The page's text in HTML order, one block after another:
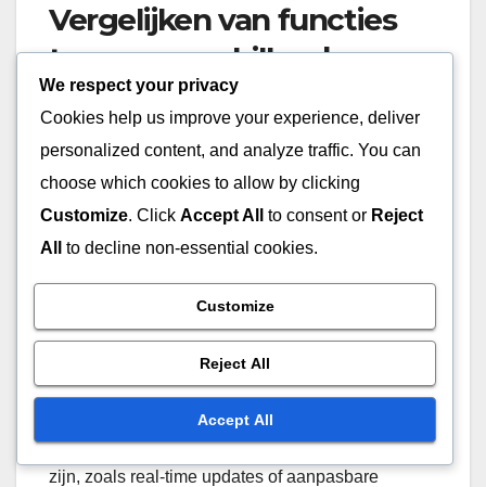
Vergelijken van functies
tussen verschillende
platforms
Verschillende platforms bieden verschillende
functies die de waarde van een lidmaatschap
aanzienlijk kunnen beïnvloeden. Zoek naar
platforms die uitgebreide spelersstatistieken
blessureverslagen en geavanceerde analyses.
Overweeg daarnaast de gebruikersinterface en
toegankelijkheid. Sommige platforms bieden
mobiele apps, terwijl andere webgebaseerd zijn.
Evalueer welke functies voor jou het belangrijkst
zijn, zoals real-time updates of aanpasbare
We respect your privacy
Cookies help us improve your experience, deliver
personalized content, and analyze traffic. You can
choose which cookies to allow by clicking
Customize. Click Accept All to consent or Reject
All
to decline non-essential cookies.
Customize
Reject All
Accept All